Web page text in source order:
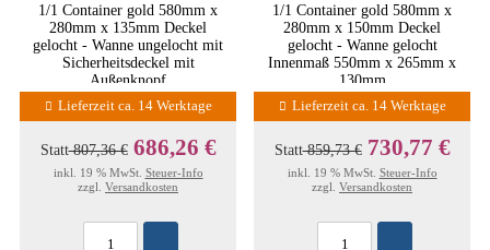
1/1 Container gold 580mm x
280mm x 135mm Deckel
gelocht - Wanne ungelocht mit
Sicherheitsdeckel mit
Außenknopf
Lieferzeit ca. 14 Werktage
Statt807,36 € 686,26 €
inkl. 19 % MwSt. Steuer-Info
zzgl. Versandkosten
1/1 Container gold 580mm x
280mm x 150mm Deckel
gelocht - Wanne gelocht
Innenmaß 550mm x 265mm x
130mm
Lieferzeit ca. 14 Werktage
Statt859,73 € 730,77 €
inkl. 19 % MwSt. Steuer-Info
zzgl. Versandkosten